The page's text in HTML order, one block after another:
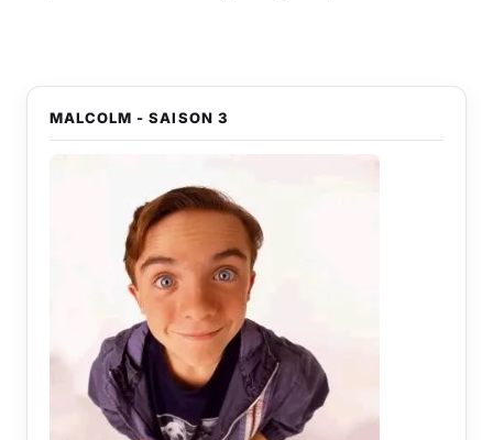
Sciences & Tech
MALCOLM - SAISON 3